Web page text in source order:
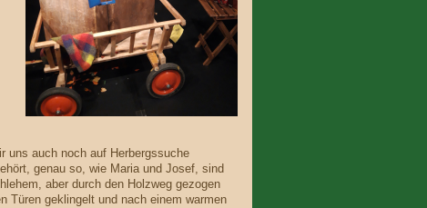
uns auch noch auf Herbergssuche
genau so, wie Maria und Josef, sind
aber durch den Holzweg gezogen
Türen geklingelt und nach einem warmen